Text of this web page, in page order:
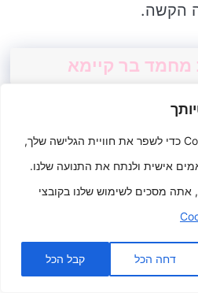
אנו משתמשים בקובצי Cookie כדי לשפר את חוויית הגלישה שלך,
אישית ולנתח את התנועה שלנו.
אתה מסכים לשימוש שלנו בקובצי
דחה הכל קבל הכל
הקשה.
מחמד בר קיימא
להתקיים מחמד הן
אהבתך להצטרף הפרוותי
תוך כדי שתעשה את חלקך
שלנו. להלן שונים
להמשיך להתקיים